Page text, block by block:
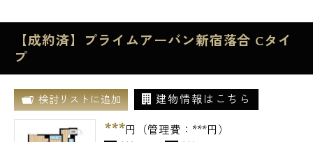
【成約済】プライムアーバン新宿落合 Cタイ
プ
検討リストに追加 建物情報はこちら
***円（管理費： ***円）